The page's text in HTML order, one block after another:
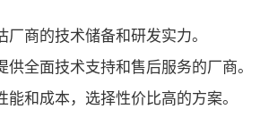
厂商的技术储备和研发实力。
供全面技术支持和售后服务的厂商。
能和成本，选择性价比高的方案。